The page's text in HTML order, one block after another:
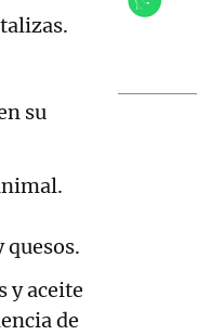
su
y aceite
de